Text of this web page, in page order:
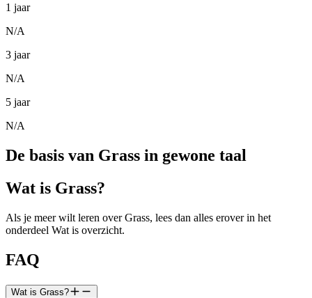
1 jaar
N/A
3 jaar
N/A
5 jaar
N/A
De basis van Grass in gewone taal
Wat is Grass?
Als je meer wilt leren over Grass, lees dan alles erover in het
onderdeel Wat is overzicht.
FAQ
Wat is Grass?